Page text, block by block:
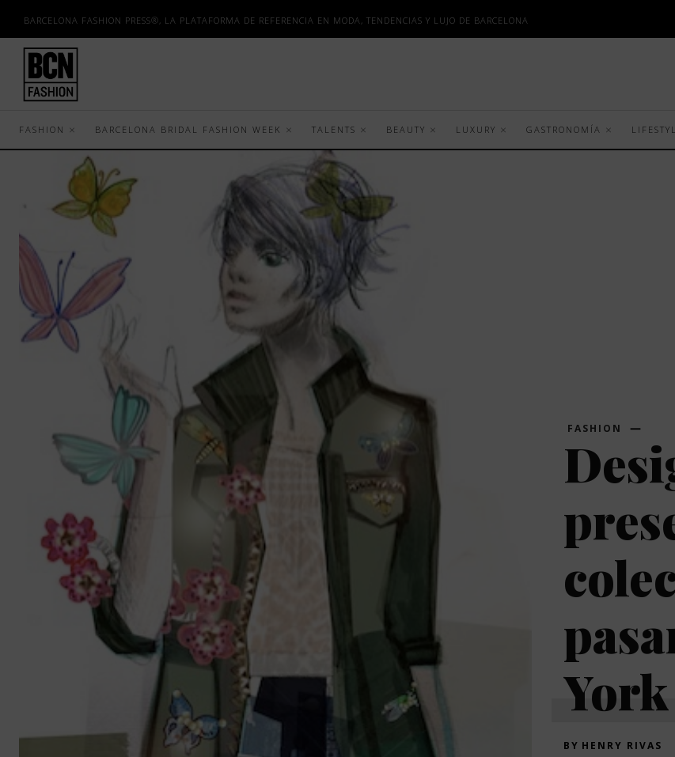
BARCELONA FASHION PRESS®, LA PLATAFORMA DE REFERENCIA EN MODA, TENDENCIAS Y LUJO DE BARCELONA
FASHION BARCELONA BRIDAL FASHION WEEK TALENTS BEAUTY LUXURY GASTRONOMÍA
FASHION
York
BY HENRY RIVAS